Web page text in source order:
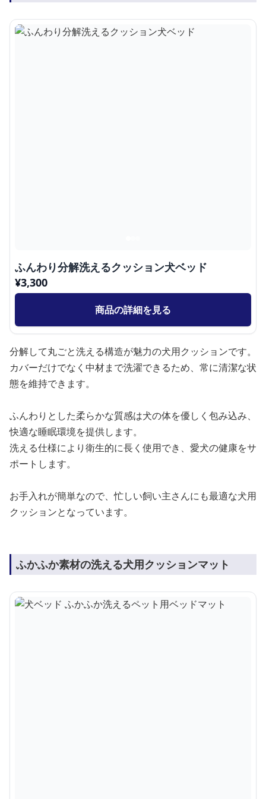
ふんわり分解洗えるクッション犬ベッド
¥3,300
商品の詳細を見る
分解して丸ごと洗える構造が魅力の犬用クッションです。
カバーだけでなく中材まで洗濯できるため、常に清潔な状
態を維持できます。
ふんわりとした柔らかな質感は犬の体を優しく包み込み、
快適な睡眠環境を提供します。
洗える仕様により衛生的に長く使用でき、愛犬の健康をサ
ポートします。
お手入れが簡単なので、忙しい飼い主さんにも最適な犬用
クッションとなっています。
ふかふか素材の洗える犬用クッションマット